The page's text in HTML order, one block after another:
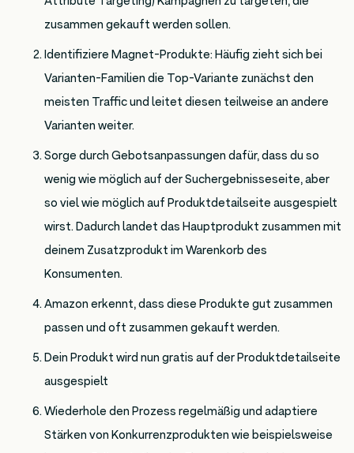
zusammen gekauft werden sollen.
Identifiziere Magnet-Produkte: Häufig zieht sich bei
Varianten-Familien die Top-Variante zunächst den
meisten Traffic und leitet diesen teilweise an andere
Varianten weiter.
Sorge durch Gebotsanpassungen dafür, dass du so
wenig wie möglich auf der Suchergebnisseseite, aber
so viel wie möglich auf Produktdetailseite ausgespielt
wirst. Dadurch landet das Hauptprodukt zusammen mit
deinem Zusatzprodukt im Warenkorb des
Konsumenten.
Amazon erkennt, dass diese Produkte gut zusammen
passen und oft zusammen gekauft werden.
Dein Produkt wird nun gratis auf der Produktdetailseite
ausgespielt
Wiederhole den Prozess regelmäßig und adaptiere
Stärken von Konkurrenzprodukten wie beispielsweise